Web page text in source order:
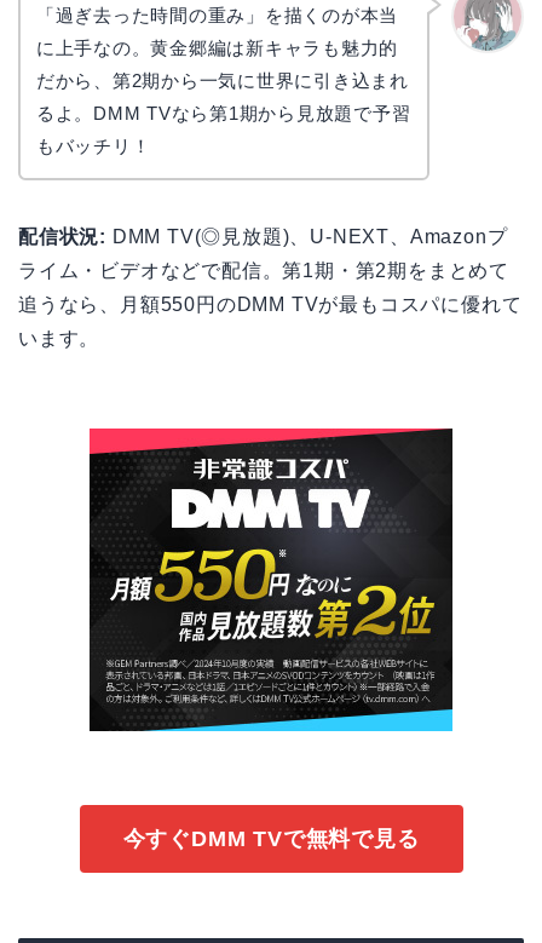
「過ぎ去った時間の重み」を描くのが本当
に上手なの。黄金郷編は新キャラも魅力的
だから、第2期から一気に世界に引き込まれ
るよ。DMM TVなら第1期から見放題で予習
もバッチリ！
配信状況: DMM TV(◎見放題)、U-NEXT、Amazonプ
ライム・ビデオなどで配信。第1期・第2期をまとめて
追うなら、月額550円のDMM TVが最もコスパに優れて
います。
今すぐDMM TVで無料で見る